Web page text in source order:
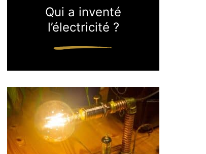
Qui a inventé
l’électricité ?